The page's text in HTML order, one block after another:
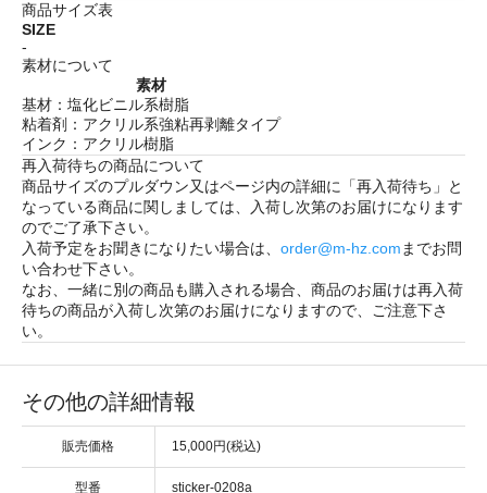
商品サイズ表
SIZE
-
素材について
素材
基材：塩化ビニル系樹脂
粘着剤：アクリル系強粘再剥離タイプ
インク：アクリル樹脂
再入荷待ちの商品について
商品サイズのプルダウン又はページ内の詳細に「再入荷待ち 」と
なっている商品に関しましては、入荷し次第のお届けになります
のでご了承下さい。
入荷予定をお聞きになりたい場合は、 order@m-hz.comまでお問
い合わせ下さい。
なお、一緒に別の商品も購入される場合、商品のお届けは再入荷
待ちの商品が入荷し次第のお届けになりますので、ご注意下さ
い。
その他の詳細情報
販売価格 15,000円(税込)
型番 sticker-0208a